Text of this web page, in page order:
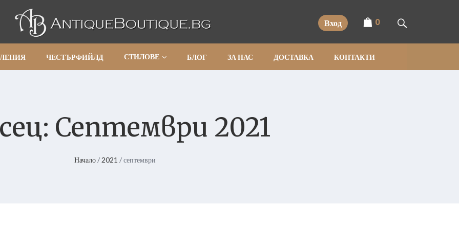
Вход 0
ЧЕСТЪРФИЙЛД СТИЛОВЕ БЛОГ ЗА НАС ДОСТАВКА КОНТАКТИ
Септември 2021
Начало/ 2021 / септември